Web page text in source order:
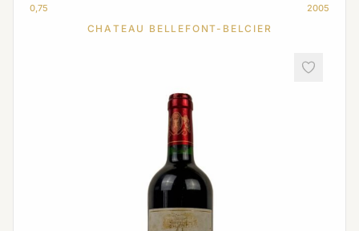
0,75 2005
CHATEAU BELLEFONT-BELCIER